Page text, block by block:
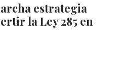
estrategia
la Ley 285 en